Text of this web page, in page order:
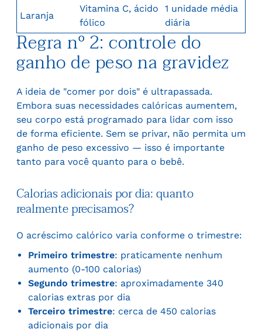
Laranja
Vitamina C, ácido
fólico
1 unidade média
diária
Regra nº 2: controle do
ganho de peso na gravidez
A ideia de "comer por dois" é ultrapassada.
Embora suas necessidades calóricas aumentem,
seu corpo está programado para lidar com isso
de forma eficiente. Sem se privar, não permita um
ganho de peso excessivo — isso é importante
tanto para você quanto para o bebê.
Calorias adicionais por dia: quanto
realmente precisamos?
O acréscimo calórico varia conforme o trimestre:
Primeiro trimestre: praticamente nenhum
aumento (0-100 calorias)
Segundo trimestre: aproximadamente 340
calorias extras por dia
Terceiro trimestre: cerca de 450 calorias
adicionais por dia